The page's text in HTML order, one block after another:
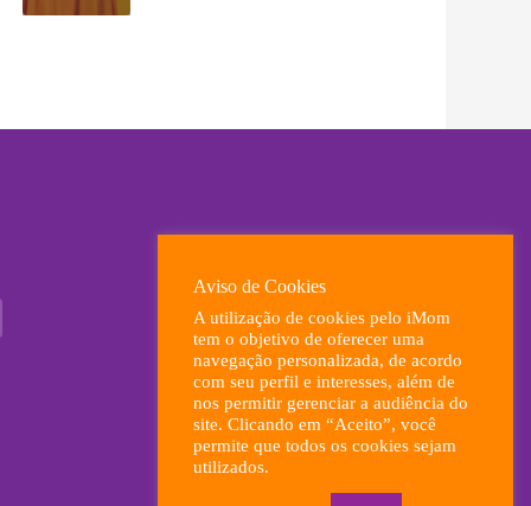
Aviso de Cookies
A utilização de cookies pelo iMom
tem o objetivo de oferecer uma
navegação personalizada, de acordo
com seu perfil e interesses, além de
nos permitir gerenciar a audiência do
site. Clicando em “Aceito”, você
permite que todos os cookies sejam
utilizados.